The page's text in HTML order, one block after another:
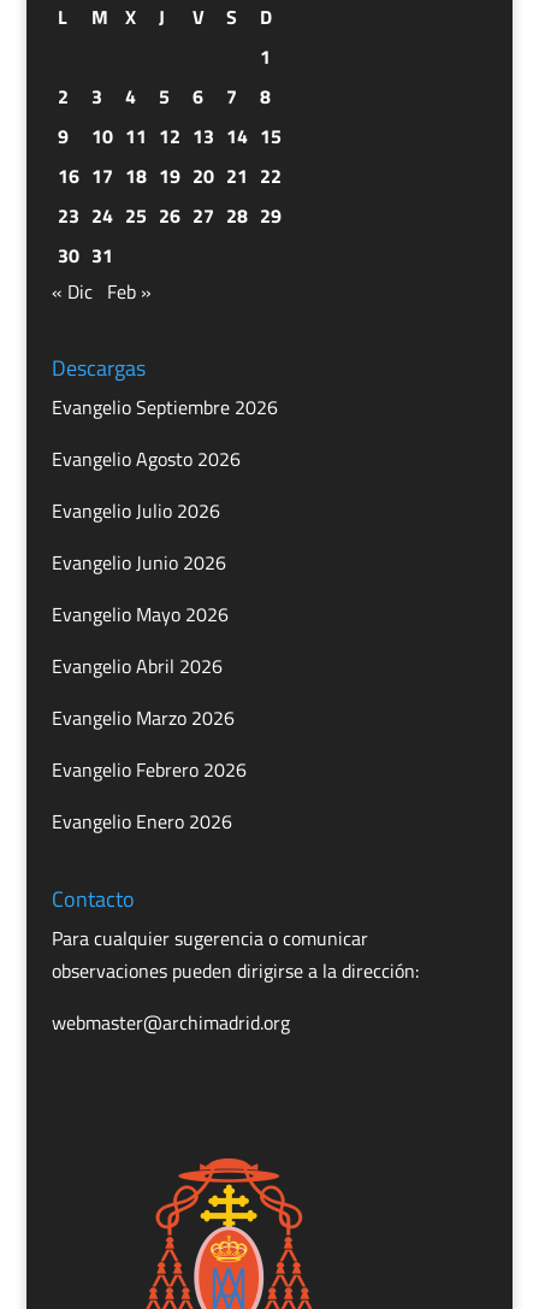
L M X J V S
D
1
2
3 4 5 6 7
8
9
10 11 12 13 14 15
16 17 18 19 20 21 22
23 24 25 26 27 28 29
30 31
« Dic Feb »
Descargas
Evangelio Septiembre 2026
Evangelio Agosto 2026
Evangelio Julio 2026
Evangelio Junio 2026
Evangelio Mayo 2026
Evangelio Abril 2026
Evangelio Marzo 2026
Evangelio Febrero 2026
Evangelio Enero 2026
Contacto
Para cualquier sugerencia o comunicar
observaciones pueden dirigirse a la dirección:
webmaster@archimadrid.org